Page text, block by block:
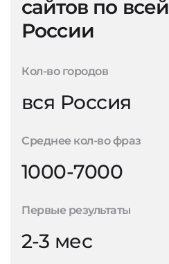
сайтов по всей
России
Кол-во городов
вся Россия
Среднее кол-во фраз
1000-7000
Первые результаты
2-3 мес